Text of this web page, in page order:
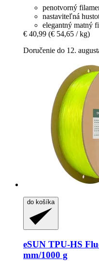
penotvorný
nastaviteľná
elegantný matný
€ 40,99 (€ 54,65 / kg)
Doručenie do 12.
do košíka
eSUN TPU-​HS
mm/1000 g